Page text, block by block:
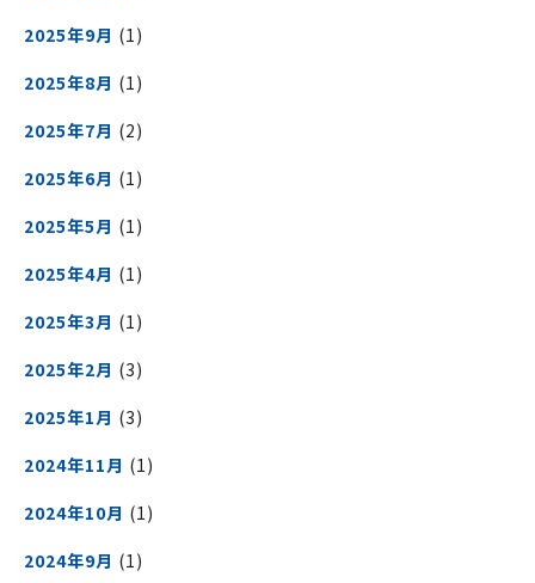
2025年9月 (1)
2025年8月 (1)
2025年7月 (2)
2025年6月 (1)
2025年5月 (1)
2025年4月 (1)
2025年3月 (1)
2025年2月 (3)
2025年1月 (3)
2024年11月 (1)
2024年10月 (1)
2024年9月 (1)